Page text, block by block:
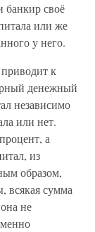
банкир своё
или же
у него.
к
денежный
независимо
или нет.
а
из
образом,
всякая сумма
не